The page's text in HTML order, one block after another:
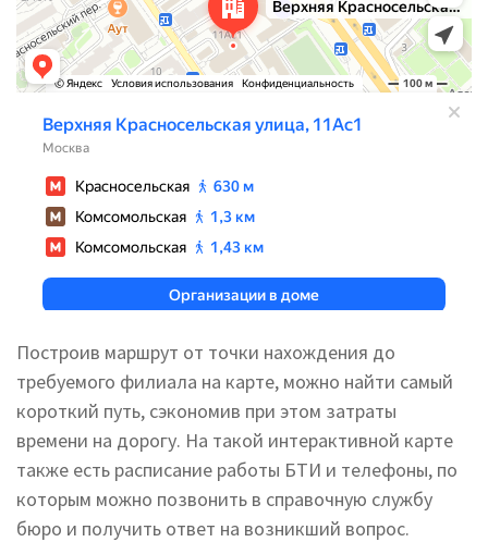
Построив маршрут от точки нахождения до
требуемого филиала на карте, можно найти самый
короткий путь, сэкономив при этом затраты
времени на дорогу. На такой интерактивной карте
также есть расписание работы БТИ и телефоны, по
которым можно позвонить в справочную службу
бюро и получить ответ на возникший вопрос.